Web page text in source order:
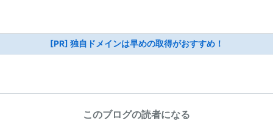
[PR] 独自ドメインは早めの取得がおすすめ！
このブログの読者になる